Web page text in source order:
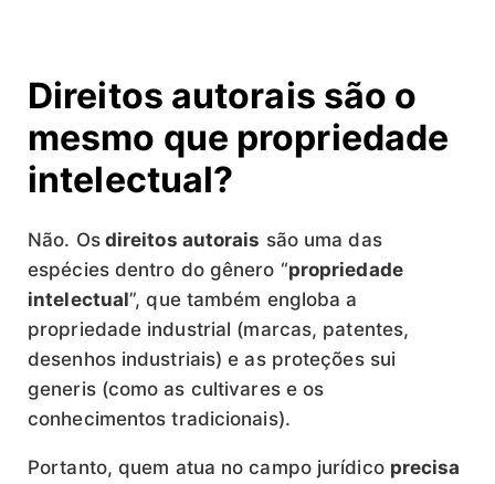
Direitos autorais são o
mesmo que propriedade
intelectual?
Não. Osdireitos autorais são uma das
espécies dentro do gênero “propriedade
intelectual”, que também engloba a
propriedade industrial (marcas, patentes,
desenhos industriais) e as proteções sui
generis (como as cultivares e os
conhecimentos tradicionais).
Portanto, quem atua no campo jurídico precisa